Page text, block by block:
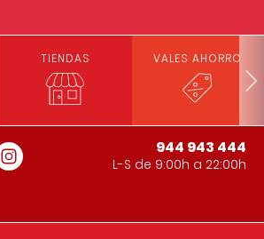
TIENDAS VALES AHORRO
944 943 444
L-S de 9:00h a 22:00h